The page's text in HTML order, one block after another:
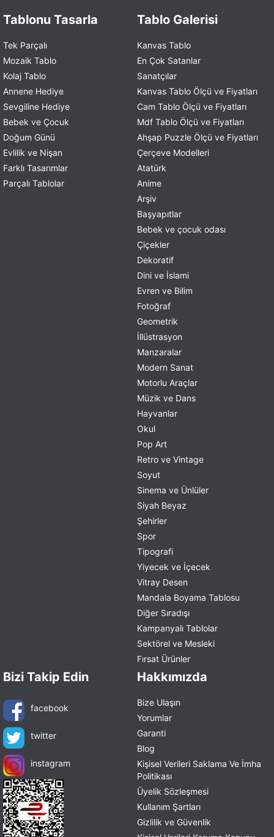
Tablonu Tasarla
Tek Parçalı
Mozaik Tablo
Kolaj Tablo
Annene Hediye
Sevgiline Hediye
Bebek ve Çocuk
Doğum Günü
Evlilik ve Nişan
Farklı Tasarımlar
Parçalı Tablolar
Tablo Galerisi
Kanvas Tablo
En Çok Satanlar
Sanatçılar
Kanvas Tablo Ölçü ve Fiyatları
Cam Tablo Ölçü ve Fiyatları
Mdf Tablo Ölçü ve Fiyatları
Ahşap Puzzle Ölçü ve Fiyatları
Çerçeve Modelleri
Atatürk
Anime
Arşiv
Başyapıtlar
Bebek ve çocuk odası
Çiçekler
Dekoratif
Dini ve İslami
Evren ve Bilim
Fotoğraf
Geometrik
İllüstrasyon
Manzaralar
Modern Sanat
Motorlu Araçlar
Müzik ve Dans
Hayvanlar
Okul
Pop Art
Retro ve Vintage
Soyut
Sinema ve Ünlüler
Siyah Beyaz
Şehirler
Spor
Tipografi
Yiyecek ve İçecek
Vitray Desen
Mandala Boyama Tablosu
Diğer Sıradışı
Kampanyalı Tablolar
Sektörel ve Mesleki
Fırsat Ürünler
Bizi Takip Edin
facebook
twitter
instagram
Hakkımızda
Bize Ulaşın
Yorumlar
Garanti
Blog
Kişisel Verileri Saklama Ve İmha
Politikası
Üyelik Sözleşmesi
Kullanım Şartları
Gizlilik ve Güvenlik